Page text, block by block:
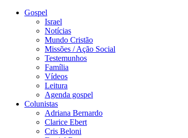
Gospel
Israel
Notícias
Mundo Cristão
Missões / Ação Social
Testemunhos
Família
Vídeos
Leitura
Agenda gospel
Colunistas
Adriana Bernardo
Clarice Ebert
Cris Beloni